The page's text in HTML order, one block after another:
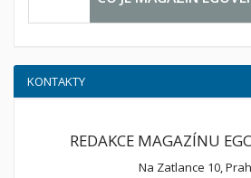
KONTAKTY
REDAKCE MAGAZÍNU
Na Zatlance 10,